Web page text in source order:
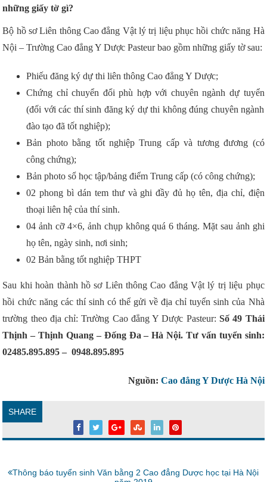
những giấy tờ gì?
Bộ hồ sơ Liên thông Cao đẳng Vật lý trị liệu phục hồi chức năng Hà
Nội – Trường Cao đẳng Y Dược Pasteur bao gồm những giấy tờ sau:
Phiếu đăng ký dự thi liên thông Cao đẳng Y Dược;
Chứng chỉ chuyển đổi phù hợp với chuyên ngành dự tuyển
(đối với các thí sinh đăng ký dự thi không đúng chuyên ngành
đào tạo đã tốt nghiệp);
Bản photo bằng tốt nghiệp Trung cấp và tương đương (có
công chứng);
Bản photo sổ học tập/bảng điểm Trung cấp (có công chứng);
02 phong bì dán tem thư và ghi đầy đủ họ tên, địa chỉ, điện
thoại liên hệ của thí sinh.
04 ảnh cỡ 4×6, ảnh chụp không quá 6 tháng. Mặt sau ảnh ghi
họ tên, ngày sinh, nơi sinh;
02 Bản bằng tốt nghiệp THPT
Sau khi hoàn thành hồ sơ Liên thông Cao đẳng Vật lý trị liệu phục
hồi chức năng các thí sinh có thể gửi về địa chỉ tuyển sinh của Nhà
trường theo địa chỉ: Trường Cao đẳng Y Dược Pasteur: Số 49 Thái
Thịnh – Thịnh Quang – Đống Đa – Hà Nội. Tư vấn tuyển sinh:
02485.895.895 – 0948.895.895
Nguồn: Cao đẳng Y Dược Hà Nội
SHARE
Bài
Thông báo tuyển sinh Văn bằng 2 Cao đẳng Dược học tại Hà Nội